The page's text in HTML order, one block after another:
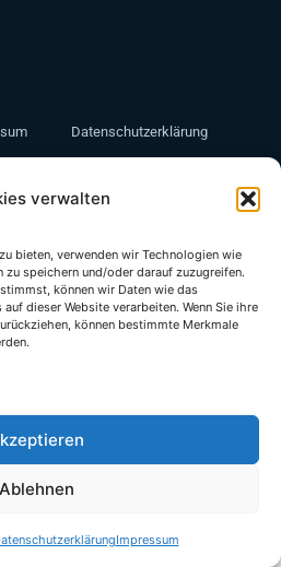
verwalten
bieten, verwenden wir Technologien wie
speichern und/oder darauf zuzugreifen.
können wir Daten wie das
dieser Website verarbeiten. Wenn Sie ihre
können bestimmte Merkmale
Ablehnen
Impressum
Datenschutzerklärung
2026 | webdesign by